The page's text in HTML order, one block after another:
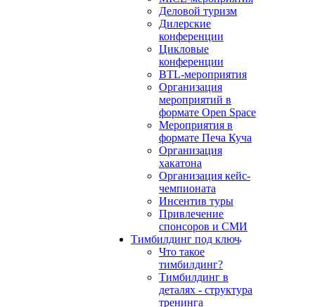
Деловой туризм
Дилерские
конференции
Цикловые
конференции
BTL-мероприятия
Организация
мероприятий в
формате Open Space
Мероприятия в
формате Печа Куча
Организация
хакатона
Организация кейс-
чемпионата
Инсентив туры
Привлечение
спонсоров и СМИ
Тимбилдинг под ключ
Что такое
тимбилдинг?
Тимбилдинг в
деталях - структура
тренинга